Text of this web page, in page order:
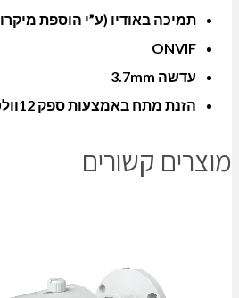
תמיכה באודיו (ע”י הוספת
ONVIF
עדשה 3.7mm
הזנת מתח באמצעות ספק 12וולט או באמצעות POE
מוצרים קשורים